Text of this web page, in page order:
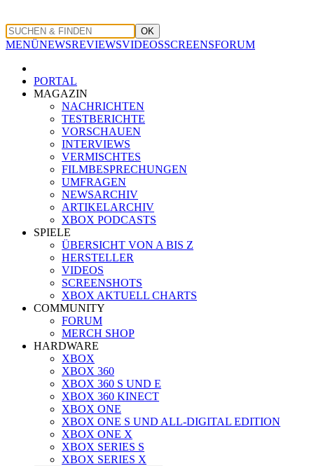
OK
MENÜNEWSREVIEWSVIDEOSSCREENSFORUM
PORTAL
MAGAZIN
NACHRICHTEN
TESTBERICHTE
VORSCHAUEN
INTERVIEWS
VERMISCHTES
FILMBESPRECHUNGEN
UMFRAGEN
NEWSARCHIV
ARTIKELARCHIV
XBOX PODCASTS
SPIELE
ÜBERSICHT VON A BIS Z
HERSTELLER
VIDEOS
SCREENSHOTS
XBOX AKTUELL CHARTS
COMMUNITY
FORUM
MERCH SHOP
HARDWARE
XBOX
XBOX 360
XBOX 360 S UND E
XBOX 360 KINECT
XBOX ONE
XBOX ONE S UND ALL-DIGITAL EDITION
XBOX ONE X
XBOX SERIES S
XBOX SERIES X